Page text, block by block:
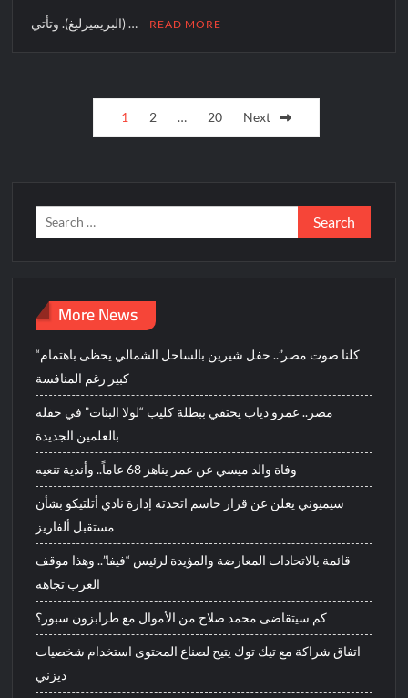
(البريميرليغ). وتأتي … READ MORE
pagination
1 2 … 20 Next
Search
for:
More News
“كلنا صوت مصر”.. حفل شيرين بالساحل الشمالي يحظى باهتمام
كبير رغم المنافسة
مصر.. عمرو دياب يحتفي ببطلة كليب “لولا البنات” في حفله
بالعلمين الجديدة
وفاة والد ميسي عن عمر يناهز 68 عاماً.. وأندية تنعيه
سيميوني يعلن عن قرار حاسم اتخذته إدارة نادي أتلتيكو بشأن
مستقبل ألفاريز
قائمة بالاتحادات المعارضة والمؤيدة لرئيس “فيفا”.. وهذا موقف
العرب تجاهه
كم سيتقاضى محمد صلاح من الأموال مع طرابزون سبور؟
اتفاق شراكة مع تيك توك يتيح لصناع المحتوى استخدام شخصيات
ديزني